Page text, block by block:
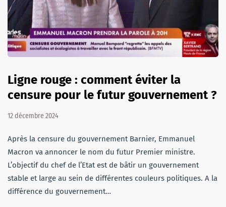
Ligne rouge : comment éviter la
censure pour le futur gouvernement ?
12 décembre 2024
Après la censure du gouvernement Barnier, Emmanuel
Macron va annoncer le nom du futur Premier ministre.
L’objectif du chef de l’Etat est de bâtir un gouvernement
stable et large au sein de différentes couleurs politiques. A la
différence du gouvernement…